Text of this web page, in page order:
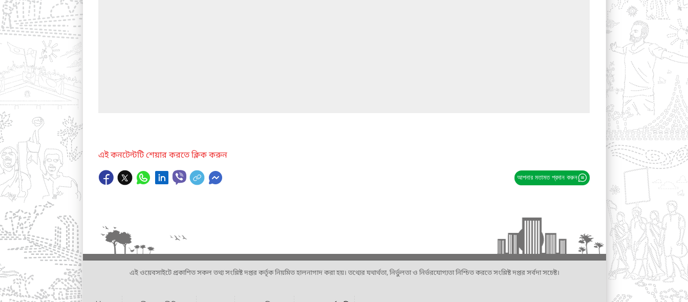
এই কনটেন্টটি শেয়ার করতে ক্লিক করুন
আপনার মতামত প্রদান করুন
এই ওয়েবসাইটে প্রকাশিত সকল তথ্য সংশ্লিষ্ট দপ্তর কর্তৃক নিয়মিত হালনাগাদ করা হয়। তথ্যের যথার্থতা, নির্ভুলতা ও নির্ভরযোগ্যতা নিশ্চিত করতে সংশ্লিষ্ট দপ্তর সর্বদা সচেষ্ট।